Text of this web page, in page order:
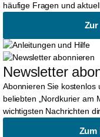
häufige Fragen und
Newsletter
Abonnieren Sie kostenlos
beliebten „Nordkurier am
wichtigsten Nachrichten
Zum